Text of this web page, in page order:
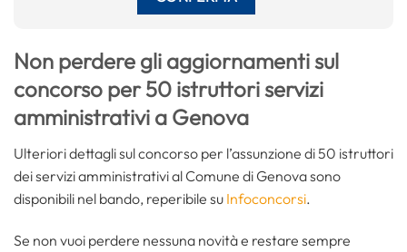
Non perdere gli aggiornamenti sul
concorso per 50 istruttori servizi
amministrativi a Genova
Ulteriori dettagli sul concorso per l’assunzione di 50 istruttori
dei servizi amministrativi al Comune di Genova sono
disponibili nel bando, reperibile su Infoconcorsi.
Se non vuoi perdere nessuna novità e restare sempre